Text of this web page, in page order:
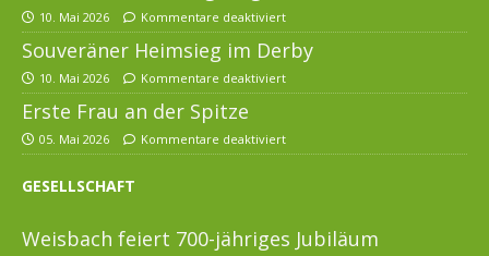
10. Mai 2026 Kommentare deaktiviert
Souveräner Heimsieg im Derby
10. Mai 2026 Kommentare deaktiviert
Erste Frau an der Spitze
05. Mai 2026 Kommentare deaktiviert
GESELLSCHAFT
Weisbach feiert 700-jähriges Jubiläum